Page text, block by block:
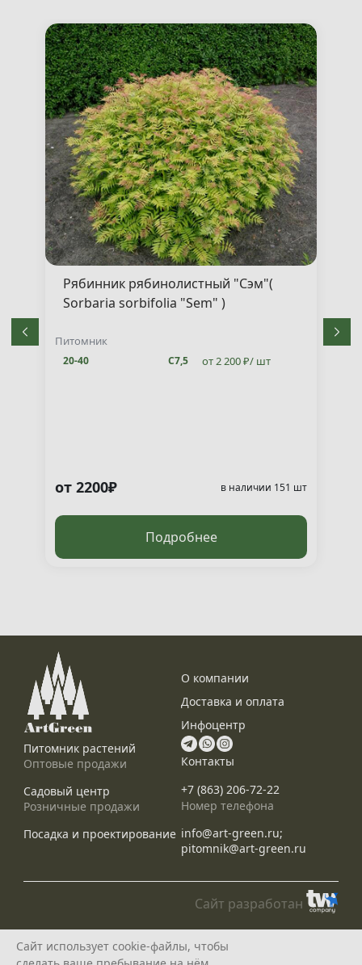
Сайт использует cookie-файлы, чтобы
Рябинник рябинолистный "Сэм"(
Sorbaria sorbifolia "Sem" )
Питомник
20-40 С7,5 от 2 200 ₽/ шт
от 2200₽ в наличии 151 шт
Подробнее
Питомник растений
Оптовые продажи
Садовый центр
Розничные продажи
Посадка и проектирование
О компании
Доставка и оплата
Инфоцентр
Контакты
+7 (863) 206-72-22
Номер телефона
info@art-green.ru;
pitomnik@art-green.ru
© ARTGREEN, 2015-2026
*Данное предложение не является публичной офертой, определяемой
Сайт разработан